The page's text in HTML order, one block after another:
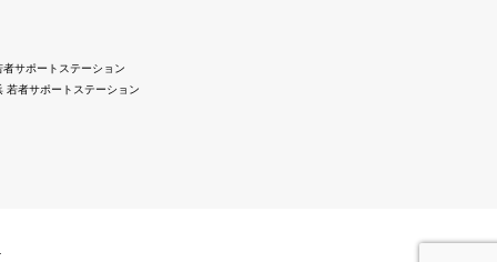
者サポートステーション
若者サポートステーション